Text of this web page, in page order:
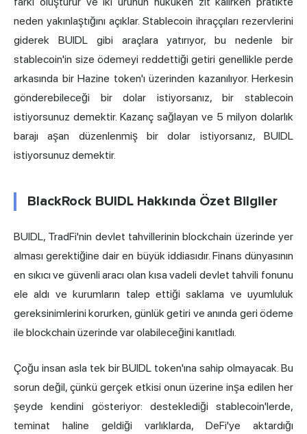
neden yakınlaştığını açıklar. Stablecoin ihraççıları rezervlerini
giderek BUIDL gibi araçlara yatırıyor, bu nedenle bir
stablecoin'in size ödemeyi reddettiği getiri genellikle perde
arkasında bir Hazine token'ı üzerinden kazanılıyor. Herkesin
gönderebileceği bir dolar istiyorsanız, bir stablecoin
istiyorsunuz demektir. Kazanç sağlayan ve 5 milyon dolarlık
barajı aşan düzenlenmiş bir dolar istiyorsanız, BUIDL
istiyorsunuz demektir.
BlackRock BUIDL Hakkında Özet Bilgiler
BUIDL, TradFi'nin devlet tahvillerinin blockchain üzerinde yer
alması gerektiğine dair en büyük iddiasıdır. Finans dünyasının
en sıkıcı ve güvenli aracı olan kısa vadeli devlet tahvili fonunu
ele aldı ve kurumların talep ettiği saklama ve uyumluluk
gereksinimlerini korurken, günlük getiri ve anında geri ödeme
ile blockchain üzerinde var olabileceğini kanıtladı.
Çoğu insan asla tek bir BUIDL token'ına sahip olmayacak. Bu
sorun değil, çünkü gerçek etkisi onun üzerine inşa edilen her
şeyde kendini gösteriyor: desteklediği stablecoin'lerde,
teminat haline geldiği varlıklarda, DeFi'ye aktardığı